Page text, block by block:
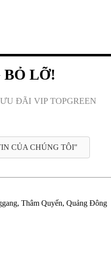
LỠ!
ĐÃI VIP TOPGREEN
CỦA CHÚNG TÔI"
Thâm Quyến, Quảng Đông